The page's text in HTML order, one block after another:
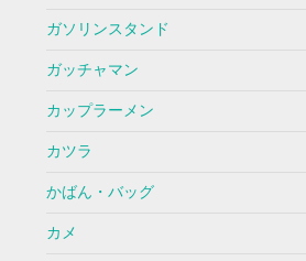
ガソリンスタンド
ガッチャマン
カップラーメン
カツラ
かばん・バッグ
カメ